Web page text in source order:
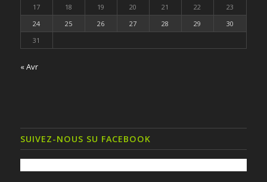
17
18 19 20 21 22
23
24
25 26 27 28 29
30
31
« Avr
SUIVEZ-NOUS SU FACEBOOK